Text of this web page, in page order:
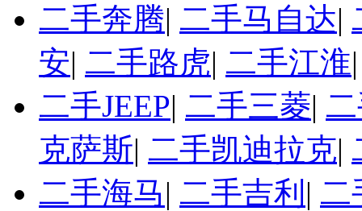
二手奔腾| 二手马自达|
安| 二手路虎| 二手江淮
二手JEEP| 二手三菱|
克萨斯| 二手凯迪拉克|
二手海马| 二手吉利 | 二